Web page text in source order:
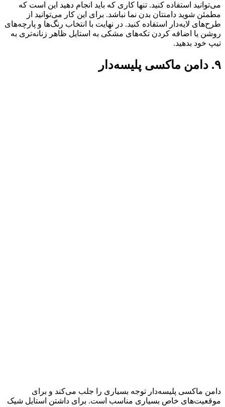
می‌توانید استفاده کنید. تنها کاری که باید انجام دهید این است که
مطمئن شوید دامنتان بدن نما نباشد. برای این کار می‌توانید از
طرح‌های لایه‌دار استفاده کنید. در نهایت با انتخاب‌ رنگ‌ها و پارچه‌های
روشن یا اضافه کردن تکه‌های مشکی به استایل ظاهر زنانه‌تری به
تیپ خود بدهید.
۹. دامن ماکسی پلیسه‌دار
دامن ماکسی پلیسه‌دار توجه بسیاری را جلب می‌کند و برای
موقعیت‌های خاص بسیاری مناسب است. برای داشتن استایل شیک